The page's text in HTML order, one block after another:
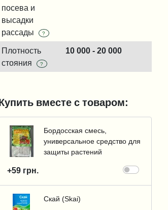
посева и
высадки
рассады
?
Плотность
стояния
?
10 000 - 20 000
Купить вместе с товаром:
Бордосская смесь,
универсальное средство для
защиты растений
+59 грн.
Скай (Skai)